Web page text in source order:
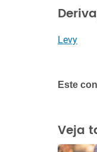
Levy
Este
Este
Veja